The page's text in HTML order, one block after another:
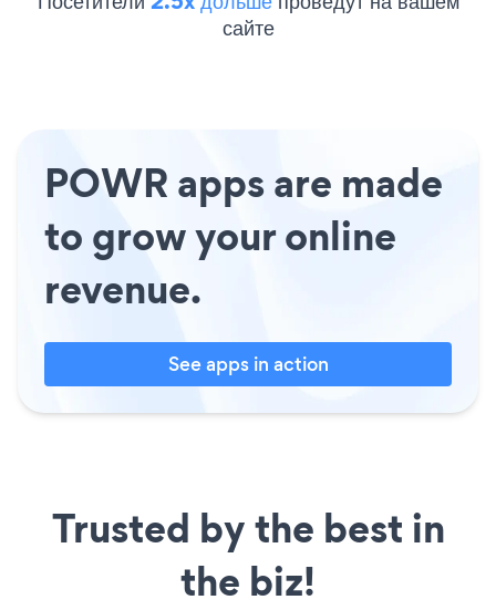
сайте
POWR apps are made
to grow your online
revenue.
See apps in action
Trusted by the best in
the biz!